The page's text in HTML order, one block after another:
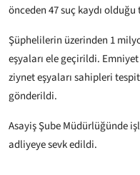
önceden 47 suç kaydı
Şüphelilerin üzerinden 1
eşyaları ele geçirildi.
ziynet eşyaları sahipleri
gönderildi.
Asayiş Şube Müdürlüğünde
adliyeye sevk edildi.